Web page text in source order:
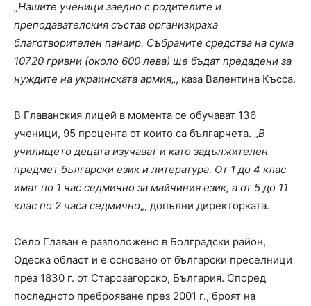
„Нашите ученици заедно с родителите и
преподавателския състав организираха
благотворителен панаир. Събраните средства на сума
10720 гривни (около 600 лева) ще бъдат предадени за
нуждите на украинската армия„, каза Валентина Късса.
В Главанския лицей в момента се обучават 136
ученици, 95 процента от които са българчета. „В
училището децата изучават и като задължителен
предмет български език и литература. От 1 до 4 клас
имат по 1 час седмично за майчиния език, а от 5 до 11
клас по 2 часа седмично„, допълни директорката.
Село Главан е разположено в Болградски район,
Одеска област и е основано от български преселници
през 1830 г. от Старозагорско, България. Според
последното преброяване през 2001 г., броят на